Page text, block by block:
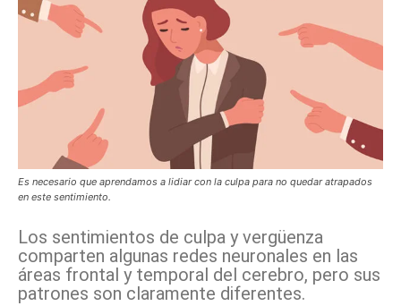
Es necesario que aprendamos a lidiar con la culpa para no quedar atrapados
en este sentimiento.
Los sentimientos de culpa y vergüenza
comparten algunas redes neuronales en las
áreas frontal y temporal del cerebro, pero sus
patrones son claramente diferentes.